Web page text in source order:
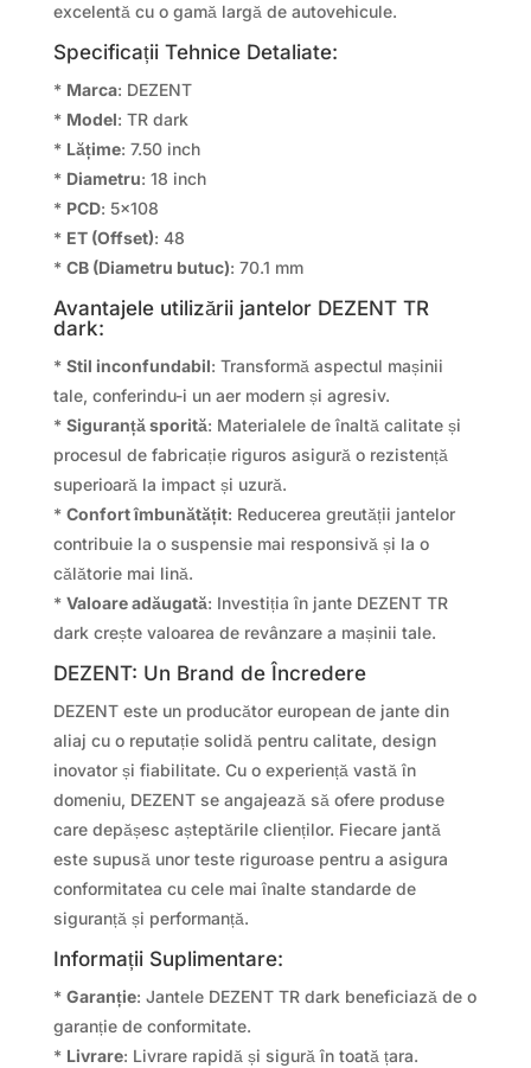
excelentă cu o gamă largă de autovehicule.
Specificații Tehnice Detaliate:
* Marca: DEZENT
* Model: TR dark
* Lățime: 7.50 inch
* Diametru: 18 inch
* PCD: 5×108
* ET (Offset): 48
* CB (Diametru butuc): 70.1 mm
Avantajele utilizării jantelor DEZENT TR
dark:
* Stil inconfundabil: Transformă aspectul mașinii
tale, conferindu-i un aer modern și agresiv.
* Siguranță sporită: Materialele de înaltă calitate și
procesul de fabricație riguros asigură o rezistență
superioară la impact și uzură.
* Confort îmbunătățit: Reducerea greutății jantelor
contribuie la o suspensie mai responsivă și la o
călătorie mai lină.
* Valoare adăugată: Investiția în jante DEZENT TR
dark crește valoarea de revânzare a mașinii tale.
DEZENT: Un Brand de Încredere
DEZENT este un producător european de jante din
aliaj cu o reputație solidă pentru calitate, design
inovator și fiabilitate. Cu o experiență vastă în
domeniu, DEZENT se angajează să ofere produse
care depășesc așteptările clienților. Fiecare jantă
este supusă unor teste riguroase pentru a asigura
conformitatea cu cele mai înalte standarde de
siguranță și performanță.
Informații Suplimentare:
* Garanție: Jantele DEZENT TR dark beneficiază de o
garanție de conformitate.
* Livrare: Livrare rapidă și sigură în toată țara.